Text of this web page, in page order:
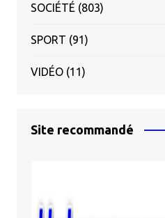
SOCIÉTÉ (803)
SPORT (91)
VIDÉO(11)
Site recommandé